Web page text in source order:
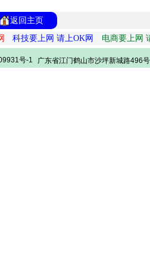
返回主页
科技要上网 请上OK网 电商要上网
号-1 广东省江门鹤山市沙坪新城路496